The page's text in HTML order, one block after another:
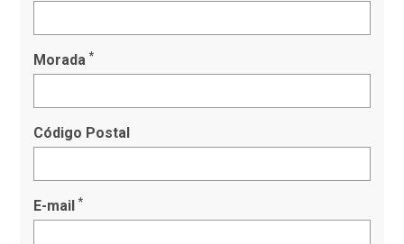
Morada*
Código Postal
E-mail*